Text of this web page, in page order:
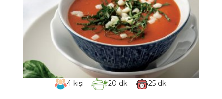
Sotelenmiş
Ispanaklı Palamut
Somonlu
Lokmalar
Fırında Patatesli
Hamsi4 kişi 20 dk. 25dk.